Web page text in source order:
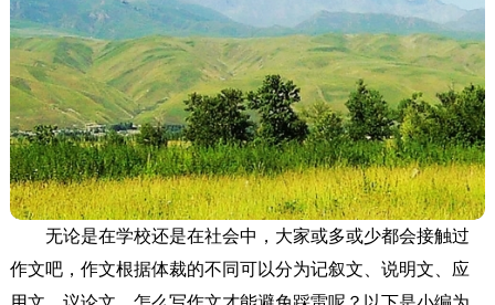
无论是在学校还是在社会中，大家或多或少都会接触过
作文吧，作文根据体裁的不同可以分为记叙文、说明文、应